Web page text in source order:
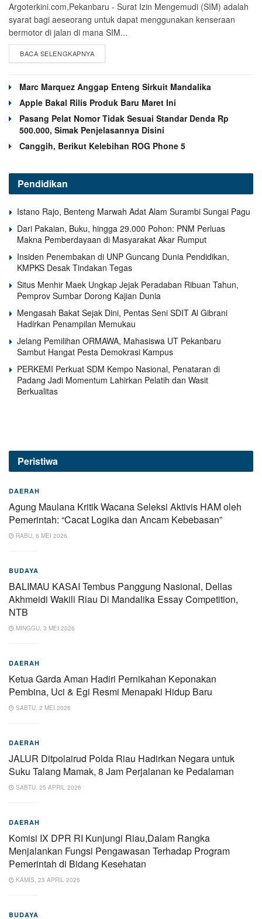
Argoterkini.com,Pekanbaru - Surat Izin Mengemudi (SIM) adalah
syarat bagi aeseorang untuk dapat menggunakan kenseraan
bermotor di jalan di mana SIM...
BACA SELENGKAPNYA
Marc Marquez Anggap Enteng Sirkuit Mandalika
Apple Bakal Rilis Produk Baru Maret Ini
Pasang Pelat Nomor Tidak Sesuai Standar Denda Rp
500.000, Simak Penjelasannya Disini
Canggih, Berikut Kelebihan ROG Phone 5
Pendidikan
Istano Rajo, Benteng Marwah Adat Alam Surambi Sungai Pagu
Dari Pakaian, Buku, hingga 29.000 Pohon: PNM Perluas
Makna Pemberdayaan di Masyarakat Akar Rumput
Insiden Penembakan di UNP Guncang Dunia Pendidikan,
KMPKS Desak Tindakan Tegas
Situs Menhir Maek Ungkap Jejak Peradaban Ribuan Tahun,
Pemprov Sumbar Dorong Kajian Dunia
Mengasah Bakat Sejak Dini, Pentas Seni SDIT Al Gibrani
Hadirkan Penampilan Memukau
Jelang Pemilihan ORMAWA, Mahasiswa UT Pekanbaru
Sambut Hangat Pesta Demokrasi Kampus
PERKEMI Perkuat SDM Kempo Nasional, Penataran di
Padang Jadi Momentum Lahirkan Pelatih dan Wasit
Berkualitas
Peristiwa
DAERAH
Agung Maulana Kritik Wacana Seleksi Aktivis HAM oleh
Pemerintah: “Cacat Logika dan Ancam Kebebasan”
RABU, 6 MEI 2026
BUDAYA
BALIMAU KASAI Tembus Panggung Nasional, Dellas
Akhmeidi Wakili Riau Di Mandalika Essay Competition,
NTB
MINGGU, 3 MEI 2026
DAERAH
Ketua Garda Aman Hadiri Pernikahan Keponakan
Pembina, Uci & Egi Resmi Menapaki Hidup Baru
SABTU, 2 MEI 2026
DAERAH
JALUR Ditpolairud Polda Riau Hadirkan Negara untuk
Suku Talang Mamak, 8 Jam Perjalanan ke Pedalaman
SABTU, 25 APRIL 2026
DAERAH
Komisi IX DPR RI Kunjungi Riau,Dalam Rangka
Menjalankan Fungsi Pengawasan Terhadap Program
Pemerintah di Bidang Kesehatan
KAMIS, 23 APRIL 2026
BUDAYA